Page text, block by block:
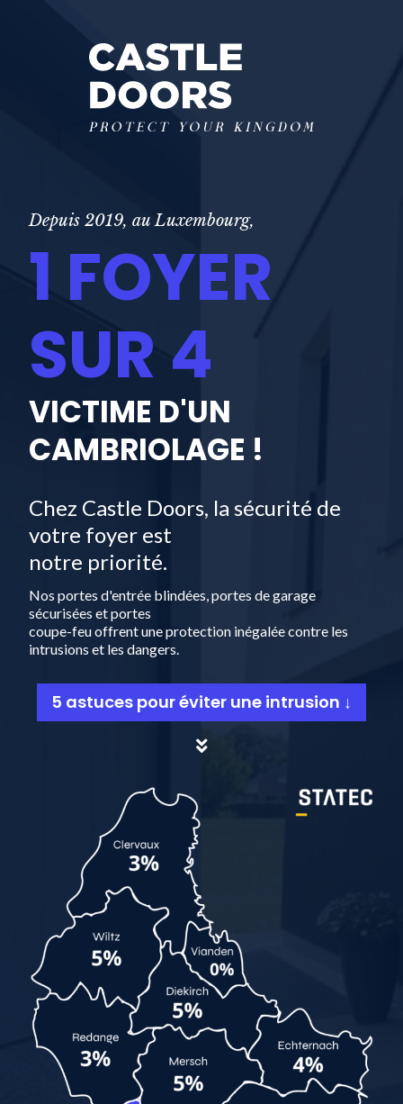
Depuis 2019, au Luxembourg,
1 FOYER
SUR 4
VICTIME D'UN
CAMBRIOLAGE !
Chez Castle Doors, la sécurité de
votre foyer est
notre priorité.
Nos portes d'entrée blindées, portes de garage
sécurisées et portes
coupe-feu offrent une protection inégalée contre les
intrusions et les dangers.
5 astuces pour éviter une intrusion ↓